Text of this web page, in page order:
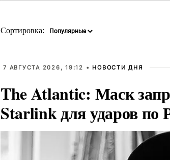
Сортировка:
7 АВГУСТА 2026, 19:12 • НОВОСТИ ДНЯ
The Atlantic: Маск
Starlink для ударов по